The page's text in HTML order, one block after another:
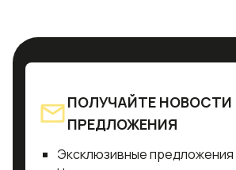
ПОЛУЧАЙТЕ НОВОСТИ
ПРЕДЛОЖЕНИЯ
Эксклюзивные предложения